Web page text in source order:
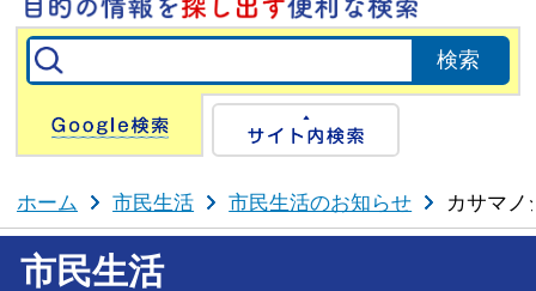
Google検索
ホーム 市民生活 市民生活のお知らせ カサマノ
市民生活